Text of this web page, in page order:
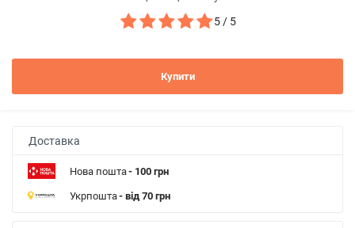
5 / 5
Купити
Доставка
Нова пошта- 100 грн
Укрпошта- від 70 грн